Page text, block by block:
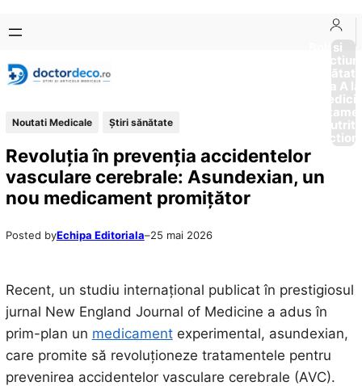
conținut
content
Boli si
Afectiuni
Sănătate
de la A
Noutati Medicale Ştiri sănătate
Revoluția în prevenția accidentelor
vasculare cerebrale: Asundexian, un
nou medicament promițător
Posted byEchipa Editoriala–25 mai 2026
Recent, un studiu internațional publicat în prestigiosul
jurnal New England Journal of Medicine a adus în
prim-plan un medicamentexperimental, asundexian,
care promite să revoluționeze tratamentele pentru
prevenirea accidentelor vasculare cerebrale (AVC).